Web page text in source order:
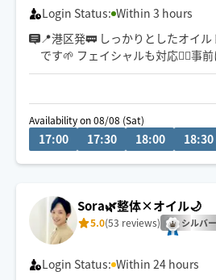
Login Status: Within 3 hours
📍港区発🚃 しっかりとしたオイ
です🌱 フェイシャルも対応💆‍♀️事
施術中は返信遅くなります、ご了
Availability on 08/08 (Sat)
17:00 17:30 18:00 18:30
Sora🌿整体×オイル🌙
5.0(53 reviews) シルバー
Login Status: Within 24 hours